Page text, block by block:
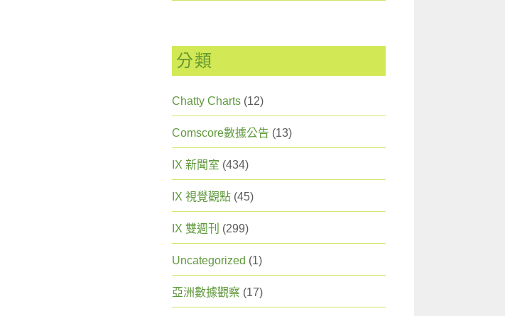
分類
Chatty Charts (12)
Comscore數據公告 (13)
IX 新聞室 (434)
IX 視覺觀點 (45)
IX 雙週刊 (299)
Uncategorized (1)
亞洲數據觀察 (17)